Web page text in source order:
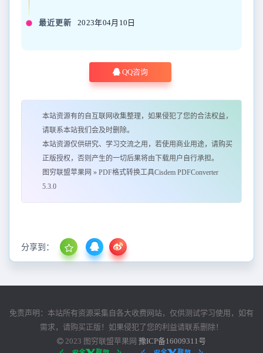
最近更新 2023年04月10日
QQ咨询
本站资源有的自互联网收集整理，如果侵犯了您的合法权益，
请联系本站我们会及时删除。
本站资源仅供研究、学习交流之用，若使用商业用途，请购买
正版授权，否则产生的一切后果将由下载用户自行承担。
图穷联盟苹果网 » PDF格式转换工具Cisdem PDFConverter
5.3.0
分享到：
免责声明：本站所有资源采集自各大收费网站，仅供测试学习使用，如有
需求，请购买正版！如果侵犯了您的利益请联系删除！
2023 图穷联盟苹果网 豫ICP备16009311号